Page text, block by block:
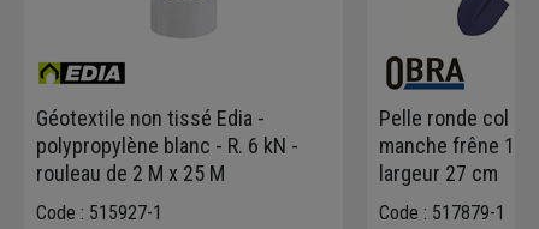
Géotextile non tissé Edia -
polypropylène blanc - R. 6 kN -
rouleau de 2 M x 25 M
Code : 515927-1
Pelle ronde col
manche frêne
largeur 27 cm
Code : 517879-1